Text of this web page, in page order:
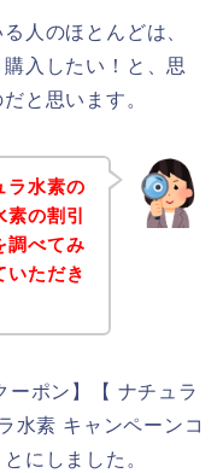
人のほとんどは、
入したい！と、思
と思います。
ラ水素の
の割引
調べてみ
いただき
ーポン】【 ナチュラ
水素 キャンペーンコ
にしました。